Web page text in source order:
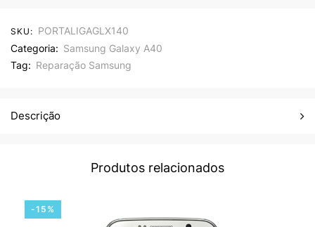
SKU: PORTALIGAGLX140
Categoria: Samsung Galaxy A40
Tag: Reparação Samsung
Descrição
Produtos relacionados
-15%